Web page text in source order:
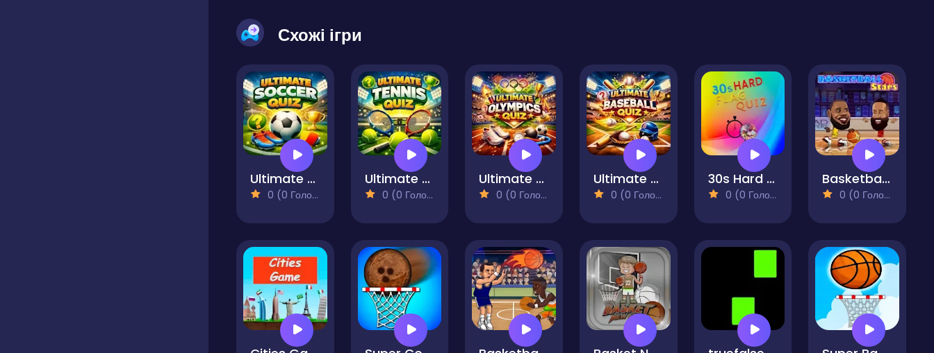
Схожі ігри
Ultimate Soccer Quiz
0 (0 Голосів)
Ultimate Tennis Quiz
0 (0 Голосів)
Ultimate Olympics Quiz
0 (0 Голосів)
Ultimate Baseball Quiz
0 (0 Голосів)
30s Hard Flag Quiz
0 (0 Голосів)
Basketball Stars
0 (0 Голосів)